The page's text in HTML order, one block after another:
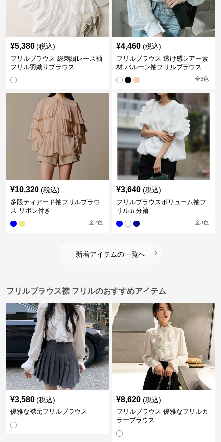
¥5,380 (税込)
フリルブラウス 総刺繍レース袖
フリル羽織りブラウス
¥4,460 (税込)
フリルブラウス 透け感シアー素
材 バルーン袖フリルブラウス
全3色
¥10,320 (税込)
多段ティアード袖フリルブラウ
ス リボン付き
全2色
¥3,640 (税込)
フリルブラウスボリューム袖フ
リル五分袖
全3色
新着アイテムの一覧へ ›
フリルブラウス襟 フリルのおすすめアイテム
¥3,580 (税込)
優雅な襟元フリルブラウス
¥8,620 (税込)
フリルブラウス 優雅なフリルカ
ラーブラウス